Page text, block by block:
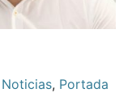
Noticias, Portada